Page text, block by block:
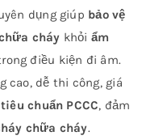
dụng giúp bảo vệ
cháy khỏi ẩm
điều kiện đi âm.
cao, dễ thi công, giá
tiêu chuẩn PCCC, đảm
chữa cháy.